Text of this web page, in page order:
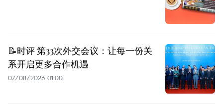
📝时评 第33次外交会议：让每一份关
系开启更多合作机遇
07/08/2026 01:00